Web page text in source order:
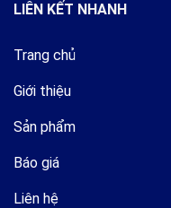
LIÊN KẾT NHANH
Trang chủ
Giới thiệu
Sản phẩm
Báo giá
Liên hệ